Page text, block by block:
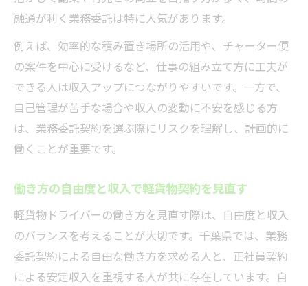
融通が利く業務委託は特に人気があります。
例えば、効率的な積み置き場所の活用や、チャーター便
の案件を中心に受けるなど、仕事の組み立て方に工夫が
できる人は収入アップにつながりやすいです。一方で、
自己管理が苦手な場合や収入の変動に不安を感じる方
は、業務委託契約を選ぶ際にリスクを理解し、計画的に
働くことが重要です。
働き方の自由度と収入で軽貨物契約を見直す
軽貨物ドライバーの働き方を見直す際は、自由度と収入
のバランスを考えることが大切です。千葉県では、業務
委託契約による自由な働き方を求める人と、正社員契約
による安定収入を重視する人が共に存在しています。自